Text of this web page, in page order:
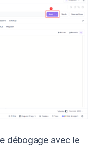
débogage avec le